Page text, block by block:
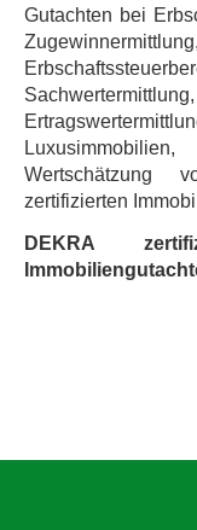
Gutachten bei
Wertschätzung
zertifizierten
DEKRA